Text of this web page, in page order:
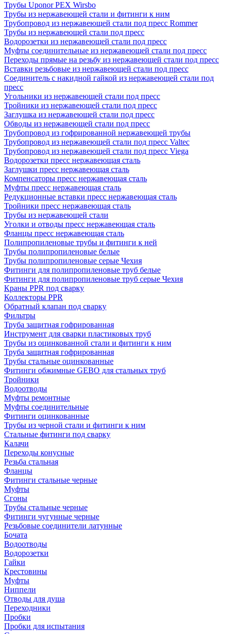
Трубы Uponor PEX Wirsbo
Трубы из нержавеющей стали и фитинги к ним
Трубопровод из нержавеющей стали под пресс Rommer
Трубы из нержавеющей стали под пресс
Водорозетки из нержавеющей стали под пресс
Муфты соединительные из нержавеющей стали под пресс
Переходы прямые на резьбу из нержавеющей стали под пресс
Вставки резьбовые из нержавеющей стали под пресс
Соединитель с накидной гайкой из нержавеющей стали под
пресс
Угольники из нержавеющей стали под пресс
Тройники из нержавеющей стали под пресс
Заглушка из нержавеющей стали под пресс
Обводы из нержавеющей стали под пресс
Трубопровод из гофрированной нержавеющей трубы
Трубопровод из нержавеющей стали под пресс Valtec
Трубопровод из нержавеющей стали под пресс Viega
Водорозетки пресс нержавеющая сталь
Заглушки пресс нержавеющая сталь
Компенсаторы пресс нержавеющая сталь
Муфты пресс нержавеющая сталь
Редукционные вставки пресс нержавеющая сталь
Тройники пресс нержавеющая сталь
Трубы из нержавеющей стали
Уголки и отводы пресс нержавеющая сталь
Фланцы пресс нержавеющая сталь
Полипропиленовые трубы и фитинги к ней
Трубы полипропиленовые белые
Трубы полипропиленовые серые Чехия
Фитинги для полипропиленовые труб белые
Фитинги для полипропиленовые труб серые Чехия
Краны PPR под сварку
Коллекторы PPR
Обратный клапан под сварку
Фильтры
Труба защитная гофрированная
Инструмент для сварки пластиковых труб
Трубы из оцинкованной стали и фитинги к ним
Труба защитная гофрированная
Трубы стальные оцинкованные
Фитинги обжимные GEBO для стальных труб
Тройники
Водоотводы
Муфты ремонтные
Муфты соединительные
Фитинги оцинкованные
Трубы из черной стали и фитинги к ним
Стальные фитинги под сварку
Калачи
Переходы конусные
Резьба стальная
Фланцы
Фитинги стальные черные
Муфты
Сгоны
Трубы стальные черные
Фитинги чугунные черные
Резьбовые соединители латунные
Бочата
Водоотводы
Водорозетки
Гайки
Крестовины
Муфты
Ниппели
Отводы для душа
Переходники
Пробки
Пробки для испытания